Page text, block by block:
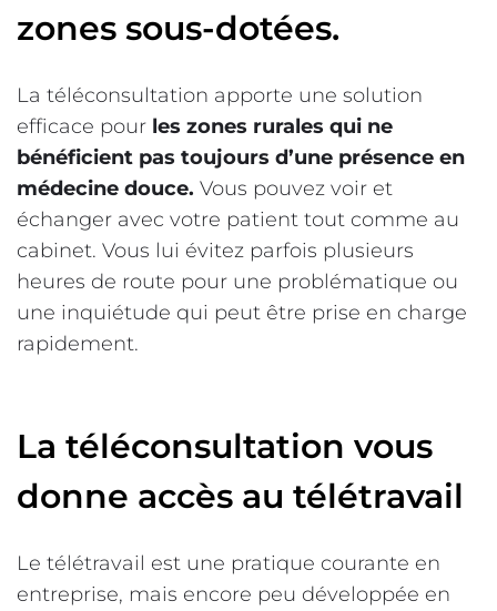
zones sous-dotées.
La téléconsultation apporte une solution
efficace pour les zones rurales qui ne
bénéficient pas toujours d’une présence en
médecine douce. Vous pouvez voir et
échanger avec votre patient tout comme au
cabinet. Vous lui évitez parfois plusieurs
heures de route pour une problématique ou
une inquiétude qui peut être prise en charge
rapidement.
La téléconsultation vous
donne accès au télétravail
Le télétravail est une pratique courante en
entreprise, mais encore peu développée en